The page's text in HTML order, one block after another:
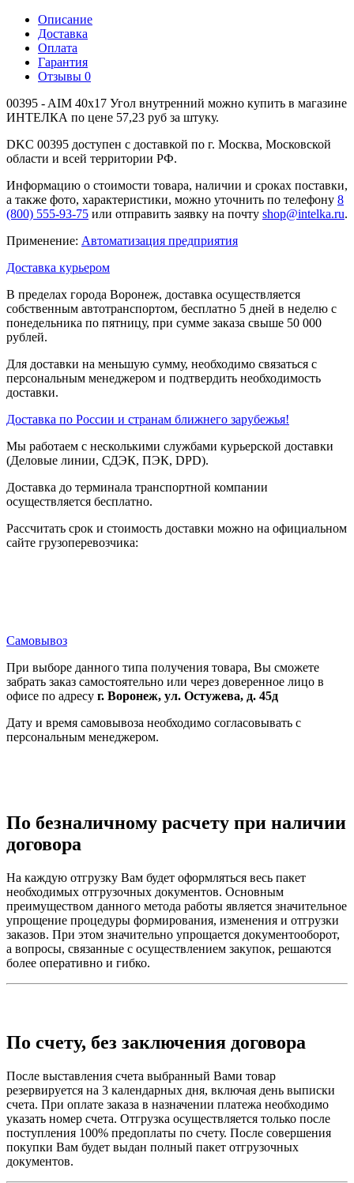
Описание
Доставка
Оплата
Гарантия
Отзывы 0
00395 - AIM 40x17 Угол внутренний можно купить в магазине
ИНТЕЛКА по цене 57,23 руб за штуку.
DKC 00395 доступен с доставкой по г. Москва, Московской
области и всей территории РФ.
Информацию о стоимости товара, наличии и сроках поставки,
а также фото, характеристики, можно уточнить по телефону 8
(800) 555-93-75 или отправить заявку на почту shop@intelka.ru.
Применение: Автоматизация предприятия
Доставка курьером
В пределах города Воронеж, доставка осуществляется
собственным автотранспортом, бесплатно 5 дней в неделю с
понедельника по пятницу, при сумме заказа свыше 50 000
рублей.
Для доставки на меньшую сумму, необходимо связаться с
персональным менеджером и подтвердить необходимость
доставки.
Доставка по России и странам ближнего зарубежья!
Мы работаем с несколькими службами курьерской доставки
(Деловые линии, СДЭК, ПЭК, DPD).
Доставка до терминала транспортной компании
осуществляется бесплатно.
Рассчитать срок и стоимость доставки можно на официальном
сайте грузоперевозчика:
Самовывоз
При выборе данного типа получения товара, Вы сможете
забрать заказ самостоятельно или через доверенное лицо в
офисе по адресу г. Воронеж, ул. Остужева, д. 45д
Дату и время самовывоза необходимо согласовывать с
персональным менеджером.
По безналичному расчету при наличии
договора
На каждую отгрузку Вам будет оформляться весь пакет
необходимых отгрузочных документов. Основным
преимуществом данного метода работы является значительное
упрощение процедуры формирования, изменения и отгрузки
заказов. При этом значительно упрощается документооборот,
а вопросы, связанные с осуществлением закупок, решаются
более оперативно и гибко.
По счету, без заключения договора
После выставления счета выбранный Вами товар
резервируется на 3 календарных дня, включая день выписки
счета. При оплате заказа в назначении платежа необходимо
указать номер счета. Отгрузка осуществляется только после
поступления 100% предоплаты по счету. После совершения
покупки Вам будет выдан полный пакет отгрузочных
документов.